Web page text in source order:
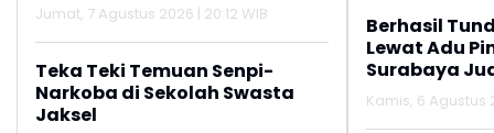
Jumat, 7 Agustus 2026 | 20:12 WIB
Teka Teki Temuan Senpi-
Narkoba di Sekolah Swasta
Jaksel
Berhasil
Lewat Adu
Surabaya
2026
Kamis, 6 Agustus